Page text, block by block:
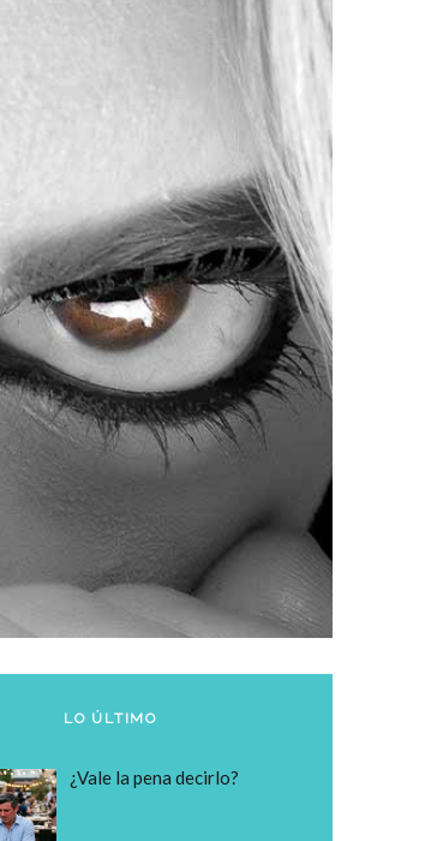
LO ÚLTIMO
¿Vale la pena decirlo?